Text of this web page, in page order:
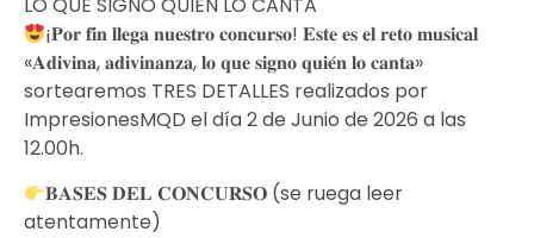
¡𝐏𝐨𝐫 𝐟𝐢𝐧 𝐥𝐥𝐞𝐠𝐚 𝐧𝐮𝐞𝐬𝐭𝐫𝐨 𝐜𝐨𝐧𝐜𝐮𝐫𝐬𝐨! 𝐄𝐬𝐭𝐞 𝐞𝐬 𝐞𝐥 𝐫𝐞𝐭𝐨 𝐦𝐮𝐬𝐢𝐜𝐚𝐥
«𝐀𝐝𝐢𝐯𝐢𝐧𝐚, 𝐚𝐝𝐢𝐯𝐢𝐧𝐚𝐧𝐳𝐚, 𝐥𝐨 𝐪𝐮𝐞 𝐬𝐢𝐠𝐧𝐨 𝐪𝐮𝐢𝐞́𝐧 𝐥𝐨 𝐜𝐚𝐧𝐭𝐚»
sortearemos TRES DETALLES realizados por
ImpresionesMQD el día 2 de Junio de 2026 a las
12.00h.
𝐁𝐀𝐒𝐄𝐒 𝐃𝐄𝐋 𝐂𝐎𝐍𝐂𝐔𝐑𝐒𝐎 (se ruega leer
atentamente)